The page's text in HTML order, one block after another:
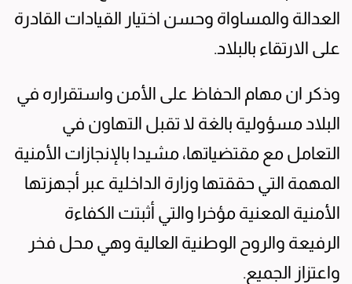
العدالة والمساواة وحسن اختيار القيادات القادرة
على الارتقاء بالبلاد.
وذكر ان مهام الحفاظ على الأمن واستقراره في
البلاد مسؤولية بالغة لا تقبل التهاون في
التعامل مع مقتضياتها، مشيدا بالإنجازات الأمنية
المهمة التي حققتها وزارة الداخلية عبر أجهزتها
الأمنية المعنية مؤخرا والتي أثبتت الكفاءة
الرفيعة والروح الوطنية العالية وهي محل فخر
واعتزاز الجميع.